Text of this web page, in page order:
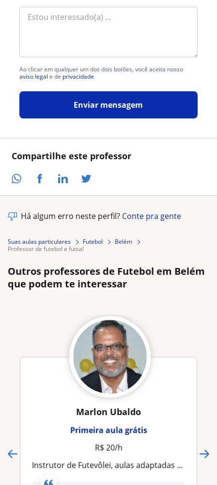
Compartilhe este professor
Ao clicar em qualquer um dos dois botões, você aceita nosso
aviso legal e de privacidade
Enviar mensagem
Há algum erro neste perfil? Conte pra gente
Suas aulas particulares Futebol
Belém
professor de futebol e futsal
Outros professores de Futebol em Belém
que podem te interessar
Marlon Ubaldo
Primeira aula grátis
R$ 20/h
Instrutor de Futevôlei, aulas adaptadas ao seu nível para desenvolver sua técnica. Aulas individuais e em grupo. Contate-me!